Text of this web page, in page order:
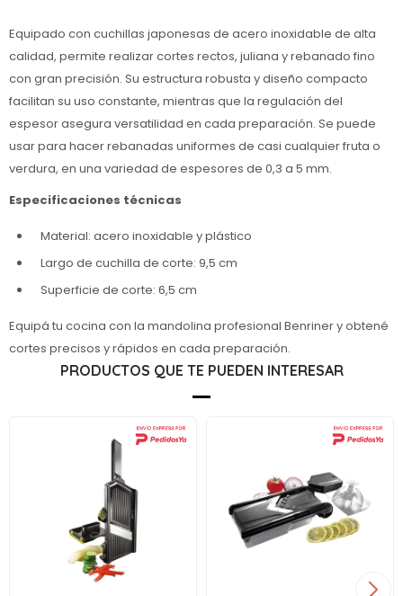
Equipado con cuchillas japonesas de acero inoxidable de alta
calidad, permite realizar cortes rectos, juliana y rebanado fino
con gran precisión. Su estructura robusta y diseño compacto
facilitan su uso constante, mientras que la regulación del
espesor asegura versatilidad en cada preparación. Se puede
usar para hacer rebanadas uniformes de casi cualquier fruta o
verdura, en una variedad de espesores de 0,3 a 5 mm.
Especificaciones técnicas
Material: acero inoxidable y plástico
Largo de cuchilla de corte: 9,5 cm
Superficie de corte: 6,5 cm
Equipá tu cocina con la mandolina profesional Benriner y obtené
cortes precisos y rápidos en cada preparación.
PRODUCTOS QUE TE PUEDEN INTERESAR